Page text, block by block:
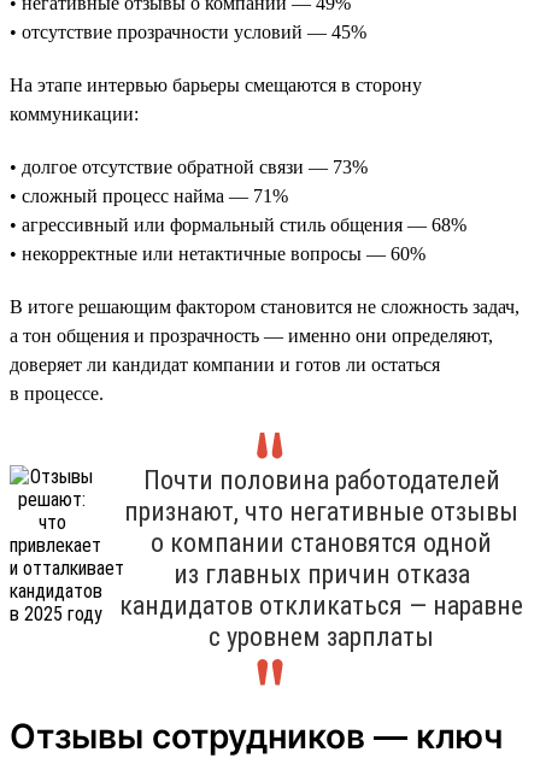
• отсутствие прозрачности условий — 45%
На этапе интервью барьеры смещаются в сторону
коммуникации:
• долгое отсутствие обратной связи — 73%
• сложный процесс найма — 71%
• агрессивный или формальный стиль общения — 68%
• некорректные или нетактичные вопросы — 60%
В итоге решающим фактором становится не сложность задач,
а тон общения и прозрачность — именно они определяют,
доверяет ли кандидат компании и готов ли остаться
в процессе.
Почти половина работодателей
признают, что негативные отзывы
о компании становятся одной
из главных причин отказа
кандидатов откликаться — наравне
с уровнем зарплаты
Отзывы сотрудников — ключ